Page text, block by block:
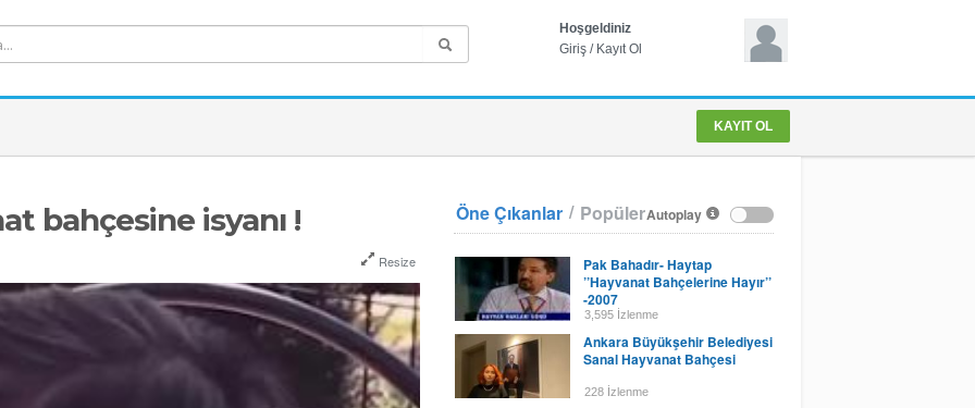
Hoşgeldiniz
Giriş/ Kayıt Ol
KAYIT OL
bahçesine isyanı !
Resize
Autoplay
Öne Çıkanlar / Popüler
Pak Bahadır- Haytap
’’Hayvanat Bahçelerine Hayır’’
-2007
3,595 İzlenme
Ankara Büyükşehir Belediyesi
Sanal Hayvanat Bahçesi
228 İzlenme